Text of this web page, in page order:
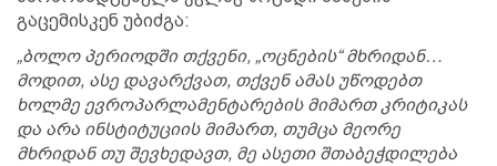
გაცემისკენ უბიძგა:
„ბოლო პერიოდში თქვენი, „ოცნების“ მხრიდან…
მოდით, ასე დავარქვათ, თქვენ ამას უწოდებთ
ხოლმე ევროპარლამენტარების მიმართ კრიტიკას
და არა ინსტიტუციის მიმართ, თუმცა მეორე
მხრიდან თუ შევხედავთ, მე ასეთი შთაბეჭდილება